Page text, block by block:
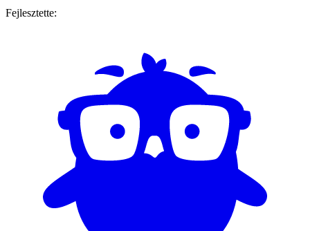
Fejlesztette: